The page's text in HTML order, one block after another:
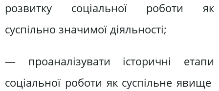
розвитку соціальної роботи як
суспільно значимої діяльності;
— проаналізувати історичні етапи
соціальної роботи як суспільне явище